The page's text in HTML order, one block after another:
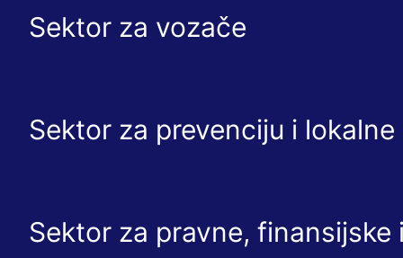
Sektor za vozače
Sektor za prevenciju i
Sektor za pravne, finansijske